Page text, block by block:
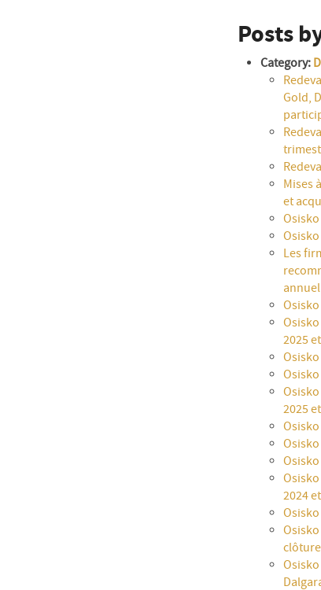
Posts
Category:
Gold,
Mises
et
Les
2025
2025
2024